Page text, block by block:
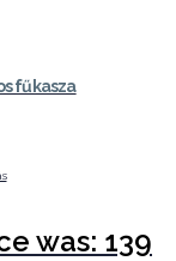
fűkasza
was: 139